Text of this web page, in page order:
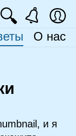
О нас
🔍
и я